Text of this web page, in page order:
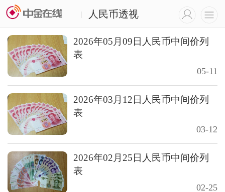
人民币透视
2026年05月09日人民币中间价列
表
05-11
2026年03月12日人民币中间价列
表
03-12
2026年02月25日人民币中间价列
表
02-25